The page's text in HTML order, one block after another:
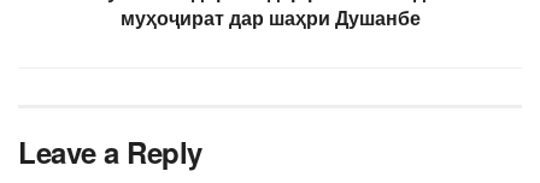
муҳоҷират дар шаҳри Душанбе
Leave a Reply